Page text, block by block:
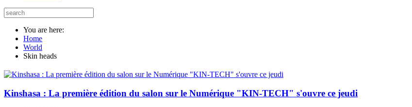
You are here:
Home
World
Skin heads
Kinshasa : La première édition du salon sur le Numérique "KIN-TECH" s'ouvre ce jeudi